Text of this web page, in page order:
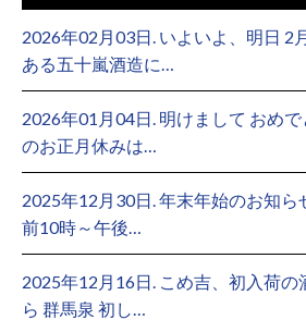
2026年02月03日. いよいよ、明日 2
ある五十嵐酒造に…
2026年01月04日. 明けまして おめ
のお正月休みは…
2025年12月30日. 年末年始のお知ら
前10時～午後…
2025年12月16日. こめ吉、初入荷の
ら 群馬泉 初し…